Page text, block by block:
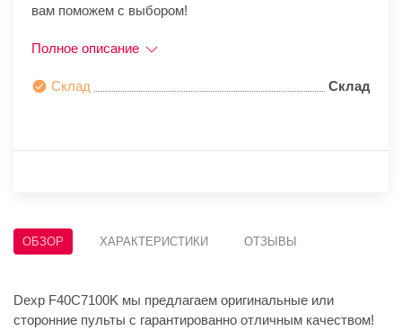
вам поможем с выбором!
Полное описание
Склад Склад
ОБЗОР ХАРАКТЕРИСТИКИ ОТЗЫВЫ
Dexp F40C7100K мы предлагаем оригинальные или
сторонние пульты с гарантированно отличным качеством!